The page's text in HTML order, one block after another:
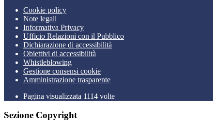
Cookie policy
Note legali
Informativa Privacy
Ufficio Relazioni con il Pubblico
Dichiarazione di accessibilità
Obiettivi di accessibilità
Whistleblowing
Gestione consensi cookie
Amministrazione trasparente
Pagina visualizzata 1114 volte
Sezione Copyright